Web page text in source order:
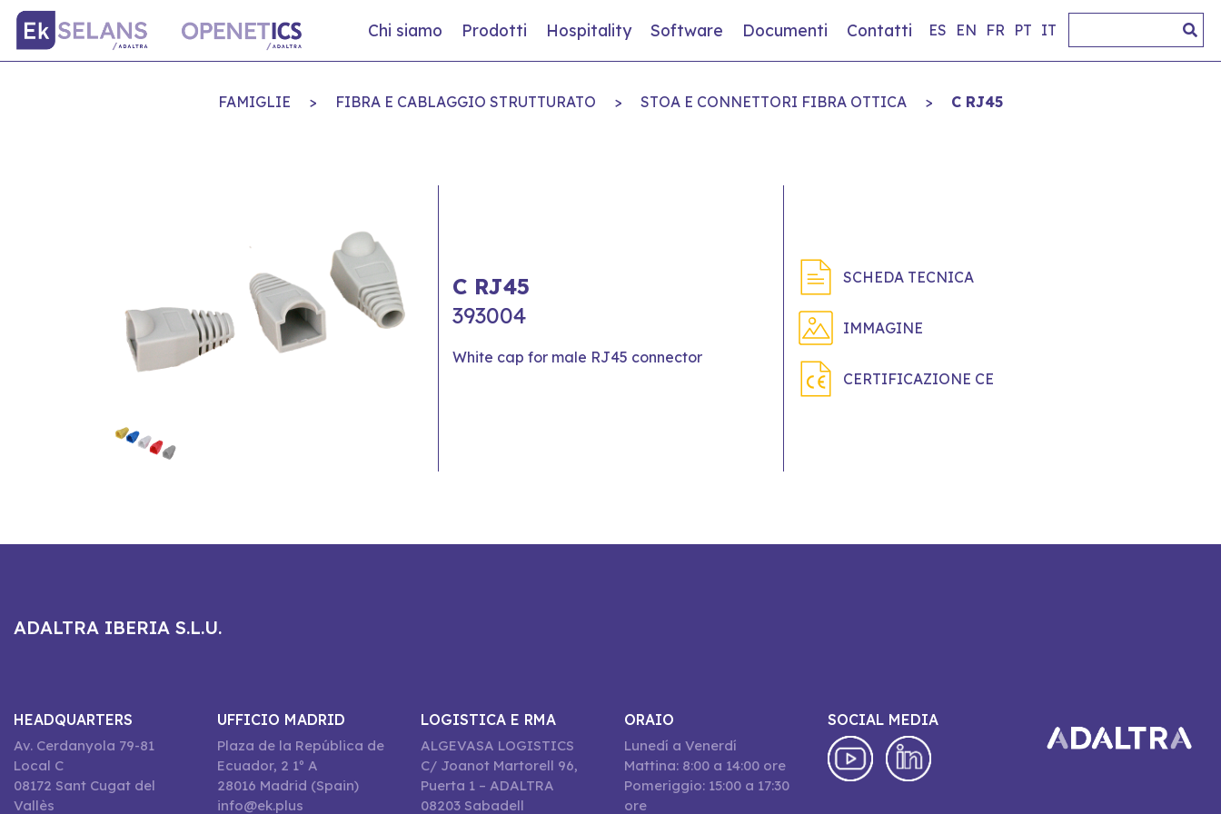
Chi siamo Prodotti Hospitality Software Documenti Contatti ES EN FR PT IT
FAMIGLIE > FIBRA E CABLAGGIO STRUTTURATO > STOA E CONNETTORI FIBRA OTTICA > C RJ45
C RJ45
393004
White cap for male RJ45 connector
SCHEDA TECNICA
IMMAGINE
CERTIFICAZIONE CE
ADALTRA IBERIA S.L.U.
HEADQUARTERS
Av. Cerdanyola 79-81
Local C
08172 Sant Cugat del
Vallès
UFFICIO MADRID
Plaza de la República de
Ecuador, 2 1º A
28016 Madrid (Spain)
info@ek.plus
LOGISTICA E RMA
ALGEVASA LOGISTICS
C/ Joanot Martorell 96,
Puerta 1 – ADALTRA
08203 Sabadell
ORAIO
Lunedí a Venerdí
Mattina: 8:00 a 14:00 ore
Pomeriggio: 15:00 a 17:30
ore
SOCIAL MEDIA